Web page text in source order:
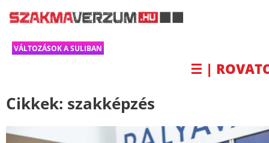
VÁLTOZÁSOK A SULIBAN
☰ |
Cikkek: szakképzés